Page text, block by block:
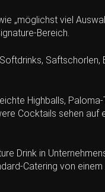
viel
Bereich.
Highballs,
Cocktails sehen
Drink in
Catering von